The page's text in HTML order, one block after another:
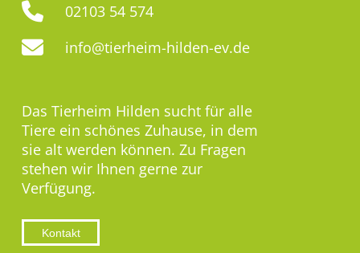
02103 54 574
info@tierheim-hilden-ev.de
Das Tierheim Hilden sucht für alle
Tiere ein schönes Zuhause, in dem
sie alt werden können. Zu Fragen
stehen wir Ihnen gerne zur
Verfügung.
Kontakt